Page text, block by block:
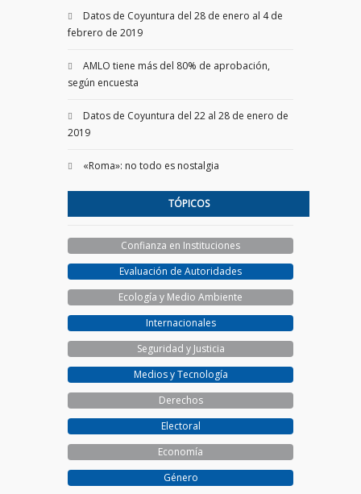
Datos de Coyuntura del 28 de enero al 4 de
febrero de 2019
AMLO tiene más del 80% de aprobación,
según encuesta
Datos de Coyuntura del 22 al 28 de enero de
2019
«Roma»: no todo es nostalgia
TÓPICOS
Confianza en Instituciones
Evaluación de Autoridades
Ecología y Medio Ambiente
Internacionales
Seguridad y Justicia
Medios y Tecnología
Derechos
Electoral
Economía
Género